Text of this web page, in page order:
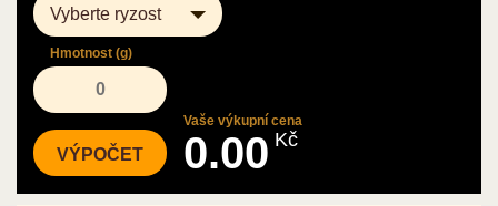
Vyberte ryzost
Hmotnost (g)
Vaše výkupní cena
0.00 Kč